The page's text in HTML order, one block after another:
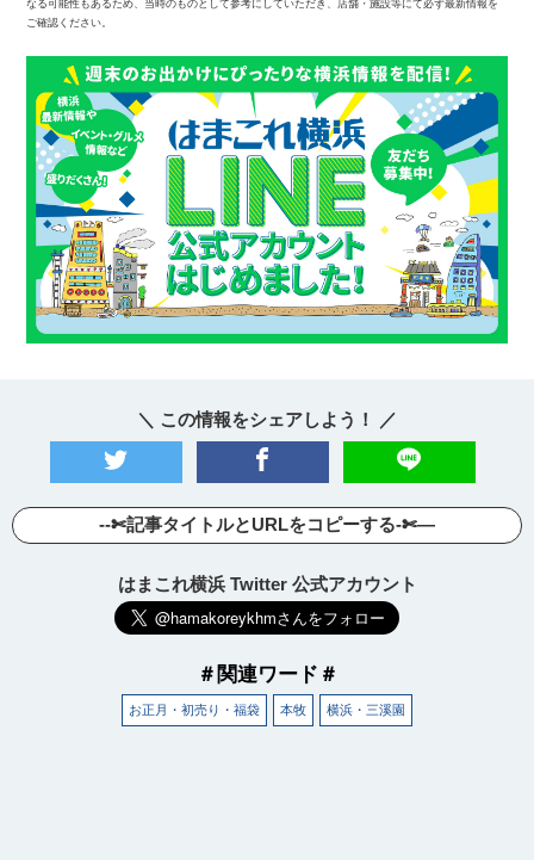
なる可能性もあるため、当時のものとして参考にしていただき、店舗・施設等にて必ず最新情報を
ご確認ください。
＼ この情報をシェアしよう！ ／
--✄記事タイトルとURLをコピーする-✄—
はまこれ横浜 Twitter 公式アカウント
＃関連ワード＃
お正月・初売り・福袋 本牧 横浜・三溪園